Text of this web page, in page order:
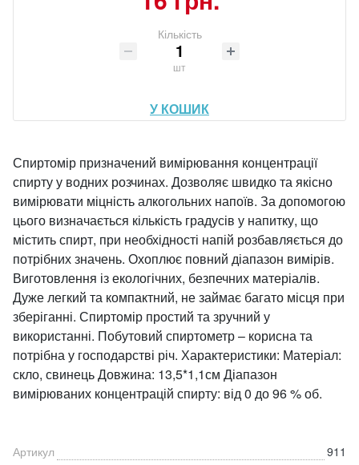
Кількість
шт
У КОШИК
Спиртомір призначений вимірювання концентрації
спирту у водних розчинах. Дозволяє швидко та якісно
вимірювати міцність алкогольних напоїв. За допомогою
цього визначається кількість градусів у напитку, що
містить спирт, при необхідності напій розбавляється до
потрібних значень. Охоплює повний діапазон вимірів.
Виготовлення із екологічних, безпечних матеріалів.
Дуже легкий та компактний, не займає багато місця при
зберіганні. Спиртомір простий та зручний у
використанні. Побутовий спиртометр – корисна та
потрібна у господарстві річ. Характеристики: Матеріал:
скло, свинець Довжина: 13,5*1,1см Діапазон
вимірюваних концентрацій спирту: від 0 до 96 % об.
Артикул
911